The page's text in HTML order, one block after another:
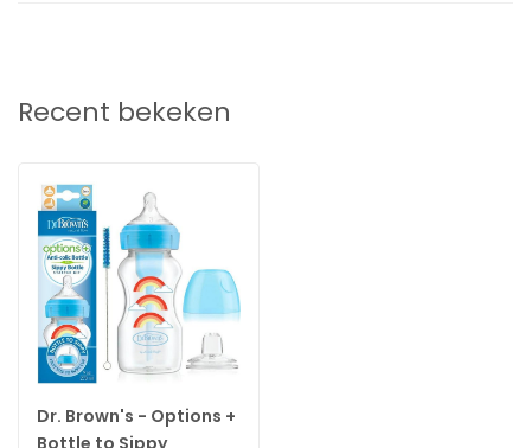
Recent bekeken
Dr. Brown's - Options +
Bottle to Sippy